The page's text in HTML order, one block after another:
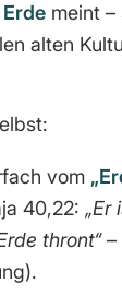
meint –
alten
vom
40,22: „Er
thront“–